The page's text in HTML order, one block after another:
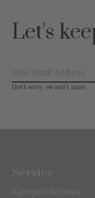
Let's
Don’t worry, we won’t spam
Service
A propos de nous